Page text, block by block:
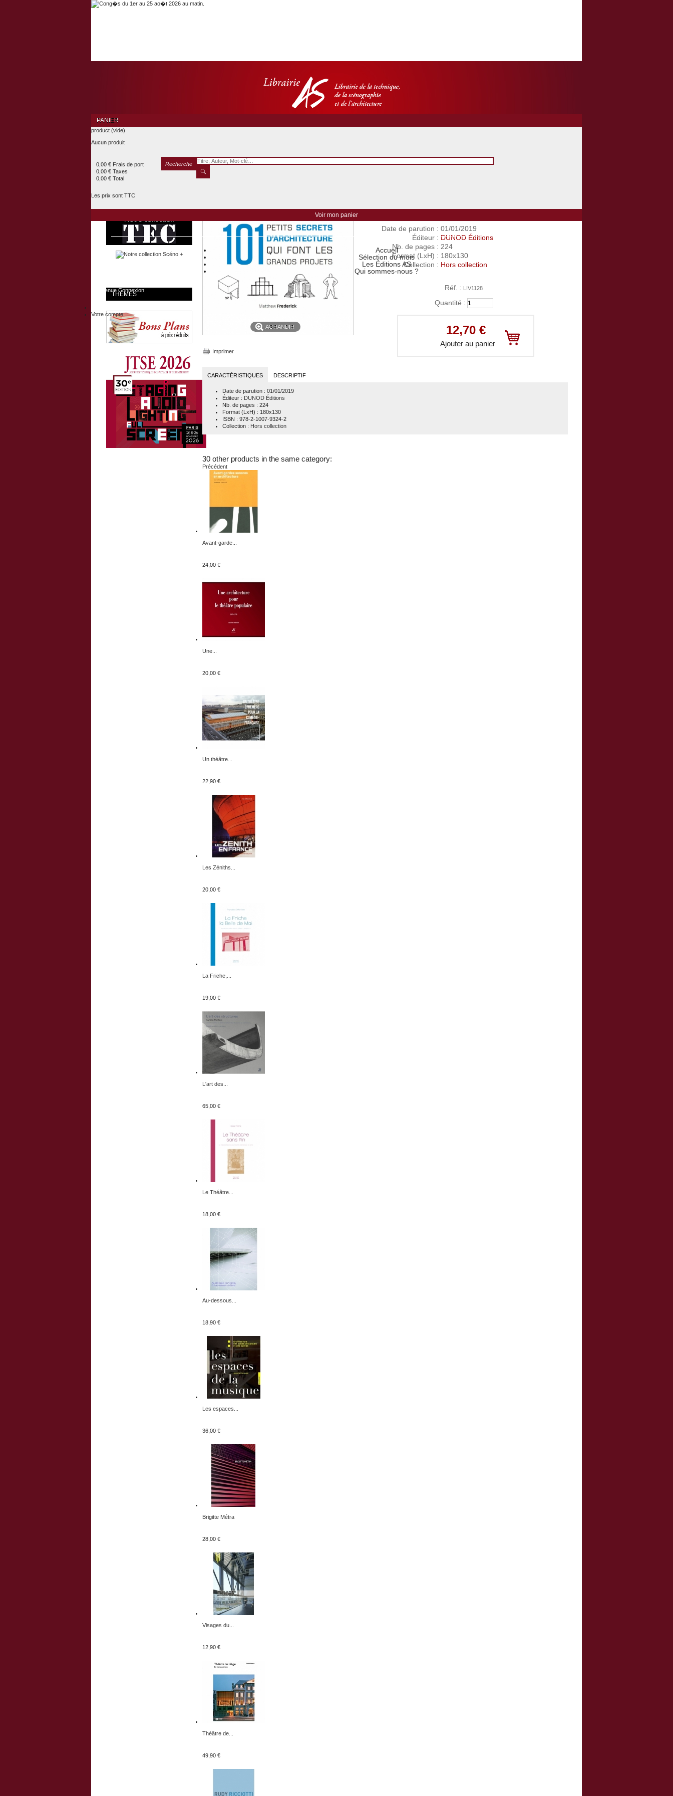
Recherche
PANIER
product (vide)
Aucun produit
0,00 € Frais de port
0,00 € Taxes
0,00 € Total
Les prix sont TTC
Voir mon panier
Accueil
Sélection du mois
Les Éditions AS
Qui sommes-nous ?
Bienvenue Connexion
Votre compte
THÈMES
AGRANDIR
Imprimer
Date de parution : 01/01/2019
Éditeur : DUNOD Éditions
Nb. de pages : 224
Format (LxH) : 180x130
Collection : Hors collection
Réf. : LIV1128
Quantité :
12,70 €
CARACTÉRISTIQUES DESCRIPTIF
Date de parution : 01/01/2019
Éditeur : DUNOD Éditions
Nb. de pages : 224
Format (LxH) : 180x130
ISBN : 978-2-1007-9324-2
Collection : Hors collection
30 other products in the same category:
Précédent
Avant-garde...
24,00 €
Une...
20,00 €
Un théâtre...
22,90 €
Les Zéniths...
20,00 €
La Friche,...
19,00 €
L'art des...
65,00 €
Le Théâtre...
18,00 €
Au-dessous...
18,90 €
Les espaces...
36,00 €
Brigitte Métra
28,00 €
Visages du...
12,90 €
Théâtre de...
49,90 €